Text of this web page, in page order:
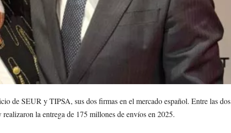
de SEUR y TIPSA, sus dos firmas en el mercado español. Entre las dos
la entrega de 175 millones de envíos en 2025.